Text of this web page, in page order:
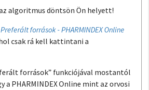
algoritmus döntsön Ön helyett!
Preferált források - PHARMINDEX Online
csak rá kell kattintani a
források” funkciójával mostantól
a PHARMINDEX Online mint az orvosi